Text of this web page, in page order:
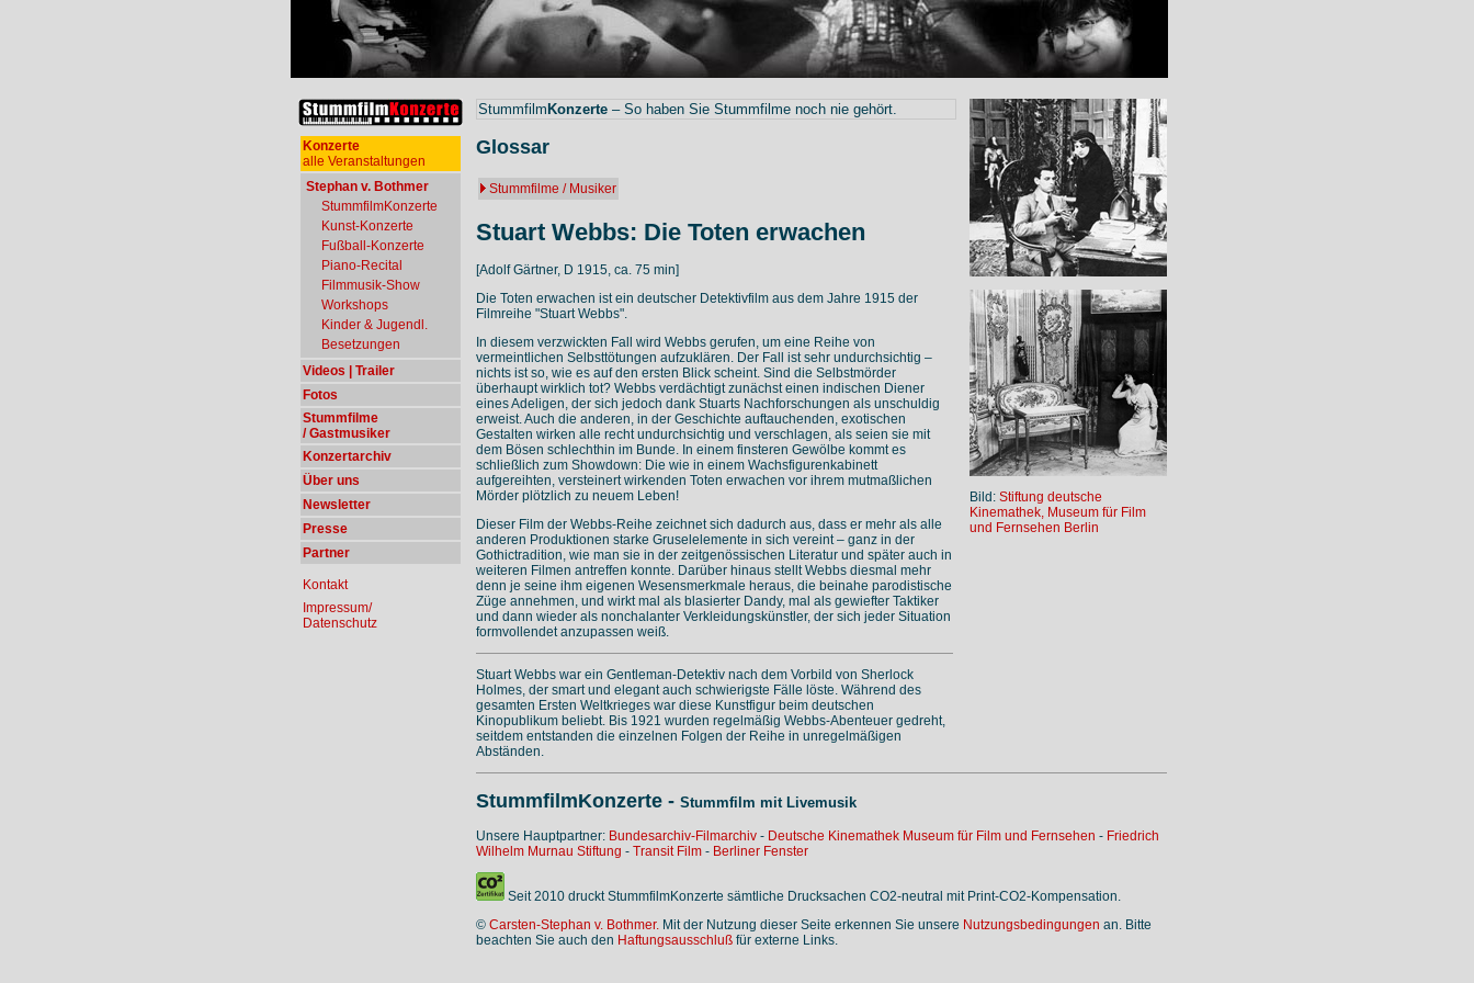
Konzerte
alle Veranstaltungen
Stephan v. Bothmer
StummfilmKonzerte
Kunst-Konzerte
Fußball-Konzerte
Piano-Recital
Filmmusik-Show
Workshops
Kinder & Jugendl.
Besetzungen
Videos | Trailer
Fotos
Stummfilme
/ Gastmusiker
Konzertarchiv
Über uns
Newsletter
Presse
Partner
Kontakt
Impressum/
Datenschutz
Stummfilm Konzerte – So haben Sie Stummfilme noch nie gehört.
Glossar
Stummfilme / Musiker
Stuart Webbs: Die Toten erwachen
[Adolf Gärtner, D 1915, ca. 75 min]
Die Toten erwachen ist ein deutscher Detektivfilm aus dem Jahre 1915 der
Filmreihe "Stuart Webbs".
In diesem verzwickten Fall wird Webbs gerufen, um eine Reihe von
vermeintlichen Selbsttötungen aufzuklären. Der Fall ist sehr undurchsichtig –
nichts ist so, wie es auf den ersten Blick scheint. Sind die Selbstmörder
überhaupt wirklich tot? Webbs verdächtigt zunächst einen indischen Diener
eines Adeligen, der sich jedoch dank Stuarts Nachforschungen als unschuldig
erweist. Auch die anderen, in der Geschichte auftauchenden, exotischen
Gestalten wirken alle recht undurchsichtig und verschlagen, als seien sie mit
dem Bösen schlechthin im Bunde. In einem finsteren Gewölbe kommt es
schließlich zum Showdown: Die wie in einem Wachsfigurenkabinett
aufgereihten, versteinert wirkenden Toten erwachen vor ihrem mutmaßlichen
Mörder plötzlich zu neuem Leben!
Dieser Film der Webbs-Reihe zeichnet sich dadurch aus, dass er mehr als alle
anderen Produktionen starke Gruselelemente in sich vereint – ganz in der
Gothictradition, wie man sie in der zeitgenössischen Literatur und später auch in
weiteren Filmen antreffen konnte. Darüber hinaus stellt Webbs diesmal mehr
denn je seine ihm eigenen Wesensmerkmale heraus, die beinahe parodistische
Züge annehmen, und wirkt mal als blasierter Dandy, mal als gewiefter Taktiker
und dann wieder als nonchalanter Verkleidungskünstler, der sich jeder Situation
formvollendet anzupassen weiß.
Stuart Webbs war ein Gentleman-Detektiv nach dem Vorbild von Sherlock
Holmes, der smart und elegant auch schwierigste Fälle löste. Während des
gesamten Ersten Weltkrieges war diese Kunstfigur beim deutschen
Kinopublikum beliebt. Bis 1921 wurden regelmäßig Webbs-Abenteuer gedreht,
seitdem entstanden die einzelnen Folgen der Reihe in unregelmäßigen
Abständen.
Bild: Stiftung deutsche
Kinemathek, Museum für Film
und Fernsehen Berlin
StummfilmKonzerte - Stummfilm mit Livemusik
Unsere Hauptpartner: Bundesarchiv-Filmarchiv - Deutsche Kinemathek Museum für Film und Fernsehen - Friedrich
Wilhelm Murnau Stiftung - Transit Film - Berliner Fenster
Seit 2010 druckt StummfilmKonzerte sämtliche Drucksachen CO2-neutral mit Print-CO2-Kompensation.
© Carsten-Stephan v. Bothmer. Mit der Nutzung dieser Seite erkennen Sie unsere Nutzungsbedingungen an. Bitte
beachten Sie auch den Haftungsausschluß für externe Links.